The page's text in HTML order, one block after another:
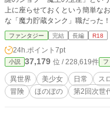
上に座らせておくという簡単な
な「魔力貯蔵タンク」職だっ
経験値もアップ。 おっさん一般人と幼女魔王の、ほのぼのコメディファンタ
ジー。 なろう様「ネット小説大賞八」応募作品 （カクヨムコン５応募は取り
消し）
ファンタジー 完結 長編 R18
24h.ポイント 7pt
小説 37,179 位 / 228,619件
異世界 美少女 日常 ス
冒険
ほのぼの 第2回次世